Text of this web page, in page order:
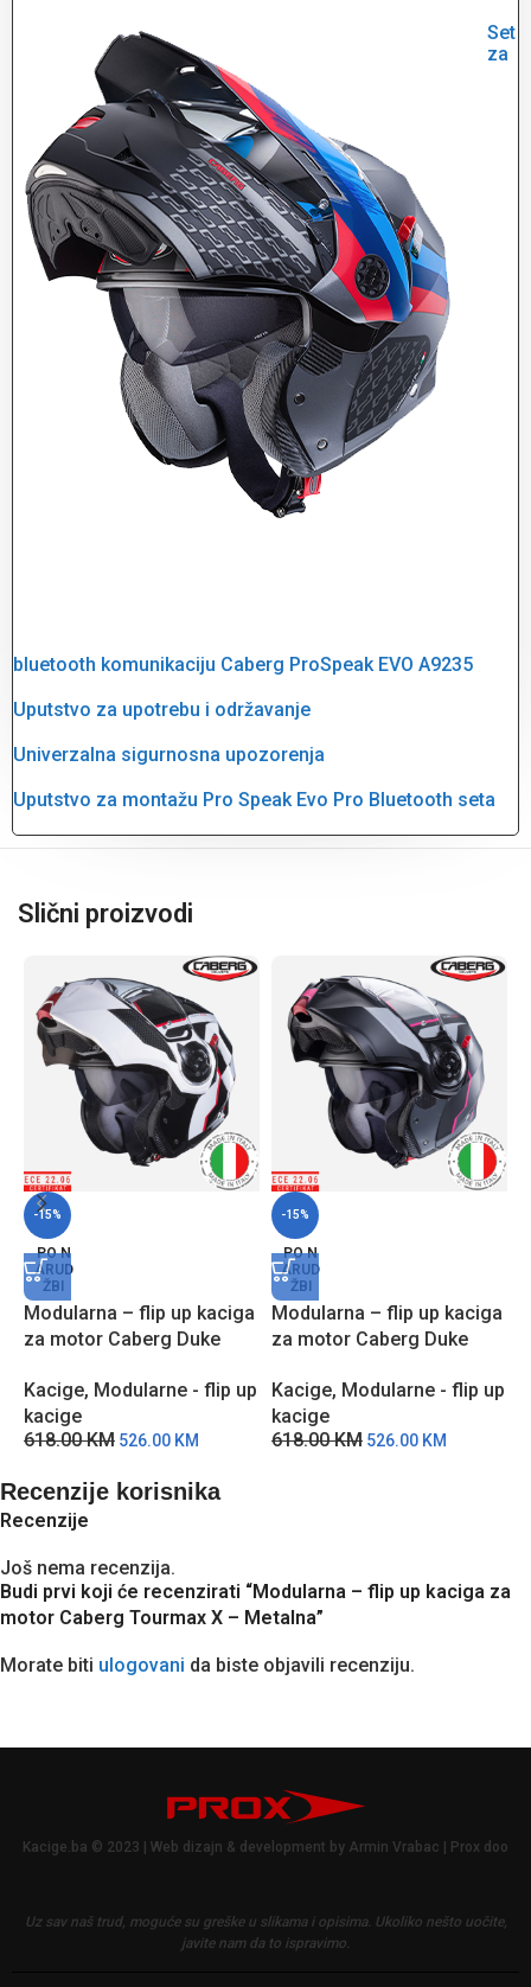
Set
za
bluetooth komunikaciju Caberg ProSpeak EVO A9235
Uputstvo za upotrebu i održavanje
Univerzalna sigurnosna upozorenja
Uputstvo za montažu Pro Speak Evo Pro Bluetooth seta
Slični proizvodi
-15%
PO N
ARUD
ŽBI
Modularna – flip up kaciga
za motor Caberg Duke
Kacige, Modularne - flip up
kacige
618.00KM 526.00 KM
-15%
PO N
ARUD
ŽBI
Modularna – flip up kaciga
za motor Caberg Duke
Kacige, Modularne - flip up
kacige
618.00KM 526.00 KM
Recenzije korisnika
Recenzije
Još nema recenzija.
Budi prvi koji će recenzirati “Modularna – flip up kaciga za
motor Caberg Tourmax X – Metalna”
Morate biti ulogovani da biste objavili recenziju.
Kacige.ba © 2023 | Web dizajn & development by Armin Vrabac | Prox doo
Uz sav naš trud, moguće su greške u slikama i opisima. Ukoliko nešto uočite,
javite nam da to ispravimo.